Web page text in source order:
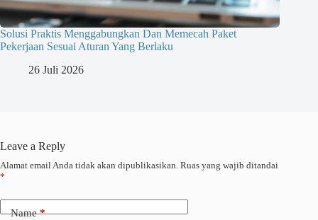
Solusi Praktis Menggabungkan Dan Memecah Paket
Pekerjaan Sesuai Aturan Yang Berlaku
26 Juli 2026
Leave a Reply
Alamat email Anda tidak akan dipublikasikan. Ruas yang wajib ditandai
*
Name*